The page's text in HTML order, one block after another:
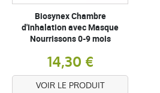
Biosynex Chambre
d'Inhalation avec Masque
Nourrissons 0-9 mois
14,30 €
VOIR LE PRODUIT